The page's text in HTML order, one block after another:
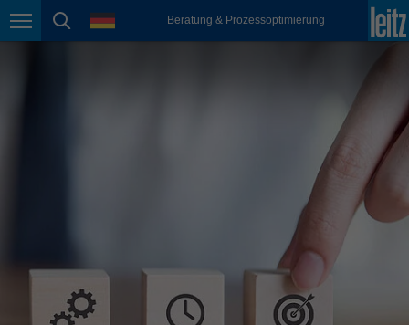
Seitennavigation
Seitensuche
SpracheBeratung & Prozessoptimierung
México
România